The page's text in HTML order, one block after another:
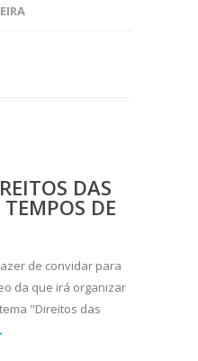
DAS
DE
de convidar para
da que irá organizar
"Direitos das